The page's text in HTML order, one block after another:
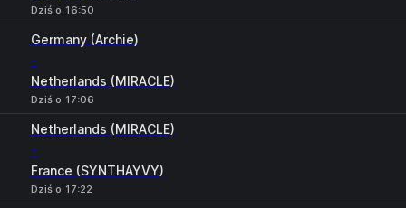
Dziś o 16:50
Germany (Archie)
-
Netherlands (MIRACLE)
Dziś o 17:06
Netherlands (MIRACLE)
-
France (SYNTHAYVY)
Dziś o 17:22